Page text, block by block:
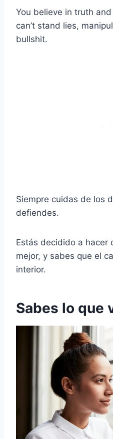
You believe in truth
can’t stand lies,
bullshit.
Siempre cuidas de los
defiendes.
Estás decidido a hacer
mejor, y sabes que el
interior.
Sabes lo que